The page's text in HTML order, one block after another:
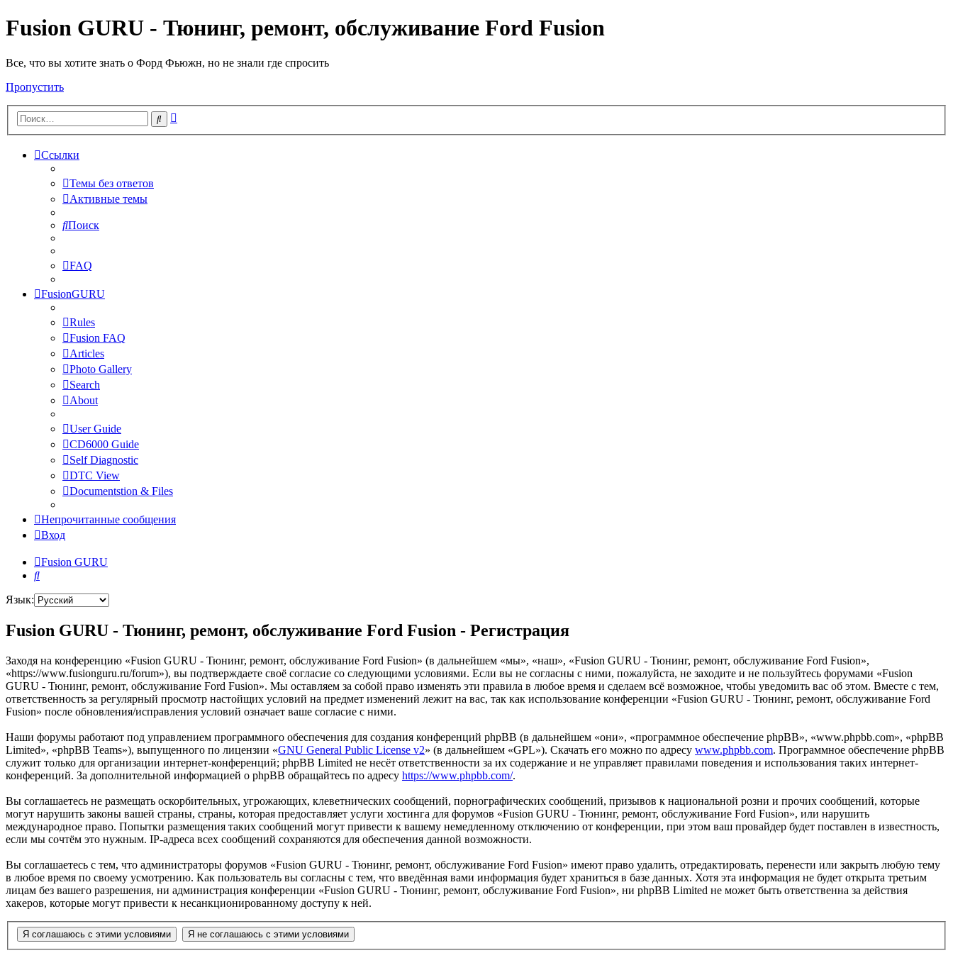
Fusion GURU - Тюнинг, ремонт, обслуживание Ford Fusion
Все, что вы хотите знать о Форд Фьюжн, но не знали где спросить
Пропустить
Поиск
Ссылки
Темы без ответов
Активные темы
Поиск
FAQ
FusionGURU
Rules
Fusion FAQ
Articles
Photo Gallery
Search
About
User Guide
CD6000 Guide
Self Diagnostic
DTC View
Documentstion & Files
Непрочитанные сообщения
Вход
Fusion GURU
Поиск
Язык:
Fusion GURU - Тюнинг, ремонт, обслуживание Ford Fusion - Регистрация
Заходя на конференцию «Fusion GURU - Тюнинг, ремонт, обслуживание Ford Fusion» (в дальнейшем «мы», «наш», «Fusion GURU - Тюнинг, ремонт, обслуживание Ford Fusion»,
«https://www.fusionguru.ru/forum»), вы подтверждаете своё согласие со следующими условиями. Если вы не согласны с ними, пожалуйста, не заходите и не пользуйтесь форумами «Fusion
GURU - Тюнинг, ремонт, обслуживание Ford Fusion». Мы оставляем за собой право изменять эти правила в любое время и сделаем всё возможное, чтобы уведомить вас об этом. Вместе с тем,
ответственность за регулярный просмотр настойщих условий на предмет изменений лежит на вас, так как использование конференции «Fusion GURU - Тюнинг, ремонт, обслуживание Ford
Fusion» после обновления/исправления условий означает ваше согласие с ними.
Наши форумы работают под управлением программного обеспечения для создания конференций phpBB (в дальнейшем «они», «программное обеспечение phpBB», «www.phpbb.com», «phpBB
Limited», «phpBB Teams»), выпущенного по лицензии «GNU General Public License v2» (в дальнейшем «GPL»). Скачать его можно по адресу www.phpbb.com. Программное обеспечение phpBB
служит только для организации интернет-конференций; phpBB Limited не несёт ответственности за их содержание и не управляет правилами поведения и использования таких интернет-
конференций. За дополнительной информацией о phpBB обращайтесь по адресу https://www.phpbb.com/.
Вы соглашаетесь не размещать оскорбительных, угрожающих, клеветнических сообщений, порнографических сообщений, призывов к национальной розни и прочих сообщений, которые
могут нарушить законы вашей страны, страны, которая предоставляет услуги хостинга для форумов «Fusion GURU - Тюнинг, ремонт, обслуживание Ford Fusion», или нарушить
международное право. Попытки размещения таких сообщений могут привести к вашему немедленному отключению от конференции, при этом ваш провайдер будет поставлен в известность,
если мы сочтём это нужным. IP-адреса всех сообщений сохраняются для обеспечения данной возможности.
Вы соглашаетесь с тем, что администраторы форумов «Fusion GURU - Тюнинг, ремонт, обслуживание Ford Fusion» имеют право удалить, отредактировать, перенести или закрыть любую тему
в любое время по своему усмотрению. Как пользователь вы согласны с тем, что введённая вами информация будет храниться в базе данных. Хотя эта информация не будет открыта третьим
лицам без вашего разрешения, ни администрация конференции «Fusion GURU - Тюнинг, ремонт, обслуживание Ford Fusion», ни phpBB Limited не может быть ответственна за действия
хакеров, которые могут привести к несанкционированному доступу к ней.